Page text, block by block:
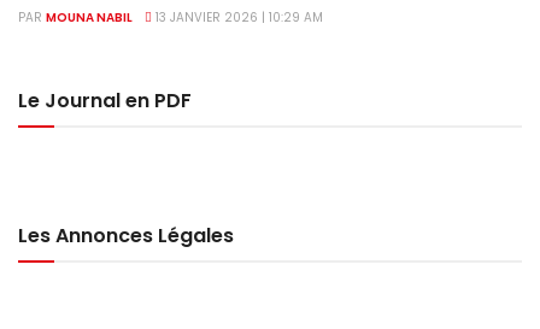
PAR MOUNA NABIL 13 JANVIER 2026 | 10:29 AM
Le Journal en PDF
Les Annonces Légales